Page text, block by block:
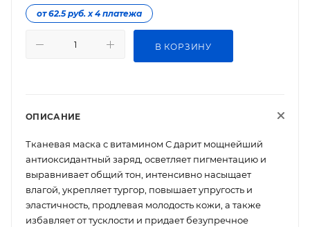
от 62.5 руб. х 4 платежа
В КОРЗИНУ
ОПИСАНИЕ
Тканевая маска с витамином С дарит мощнейший
антиоксидантный заряд, осветляет пигментацию и
выравнивает общий тон, интенсивно насыщает
влагой, укрепляет тургор, повышает упругость и
эластичность, продлевая молодость кожи, а также
избавляет от тусклости и придает безупречное